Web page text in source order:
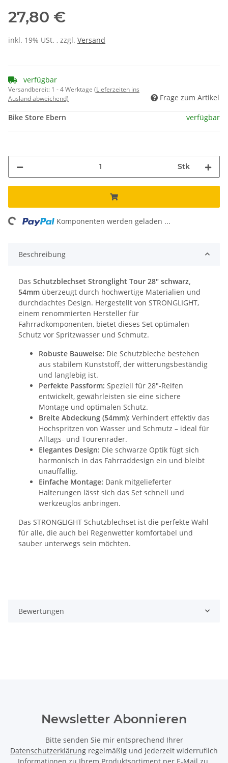
27,80 €
inkl. 19% USt. , zzgl. Versand
verfügbar
Versandbereit: 1 - 4 Werktage (Lieferzeiten ins
Ausland abweichend)
Frage zum Artikel
Bike Store Ebern verfügbar
Stk
Komponenten werden geladen ...
Beschreibung
Das Schutzblechset Stronglight Tour 28" schwarz,
54mm überzeugt durch hochwertige Materialien und
durchdachtes Design. Hergestellt von STRONGLIGHT,
einem renommierten Hersteller für
Fahrradkomponenten, bietet dieses Set optimalen
Schutz vor Spritzwasser und Schmutz.
Robuste Bauweise: Die Schutzbleche bestehen
aus stabilem Kunststoff, der witterungsbeständig
und langlebig ist.
Perfekte Passform: Speziell für 28"-Reifen
entwickelt, gewährleisten sie eine sichere
Montage und optimalen Schutz.
Breite Abdeckung (54mm): Verhindert effektiv das
Hochspritzen von Wasser und Schmutz – ideal für
Alltags- und Tourenräder.
Elegantes Design: Die schwarze Optik fügt sich
harmonisch in das Fahrraddesign ein und bleibt
unauffällig.
Einfache Montage: Dank mitgelieferter
Halterungen lässt sich das Set schnell und
werkzeuglos anbringen.
Das STRONGLIGHT Schutzblechset ist die perfekte Wahl
für alle, die auch bei Regenwetter komfortabel und
sauber unterwegs sein möchten.
Bewertungen
Newsletter Abonnieren
Bitte senden Sie mir entsprechend Ihrer
Datenschutzerklärung regelmäßig und jederzeit widerruflich